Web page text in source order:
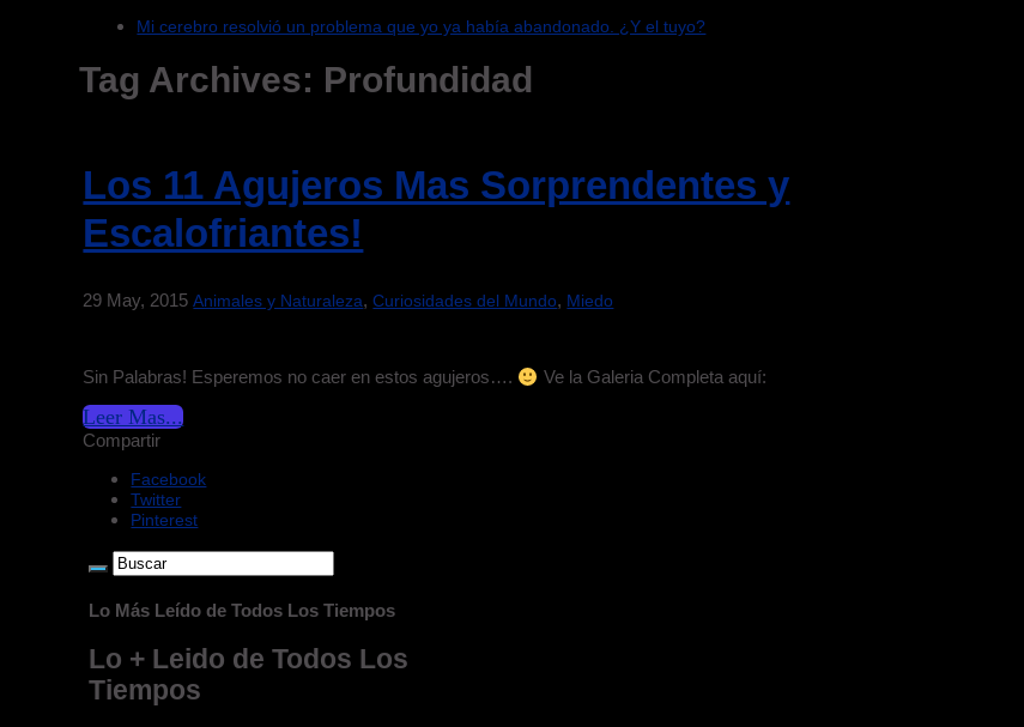
Mi cerebro resolvió un problema que yo ya había abandonado. ¿Y el tuyo?
Tag Archives: Profundidad
Los 11 Agujeros Mas Sorprendentes y
Escalofriantes!
29 May, 2015 Animales y Naturaleza,Curiosidades del Mundo, Miedo
Sin Palabras! Esperemos no caer en estos agujeros…. Ve la Galeria Completa aquí:
Leer Mas...
Compartir
Facebook
Twitter
Pinterest
Lo Más Leído de Todos Los Tiempos
Lo + Leido de Todos Los
Tiempos